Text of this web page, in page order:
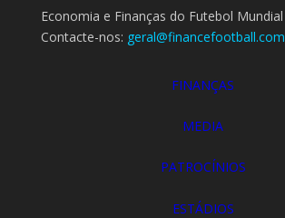
Economia e Finanças do Futebol Mundial
Contacte-nos: geral@financefootball.com
FINANÇAS
MEDIA
PATROCÍNIOS
ESTÁDIOS